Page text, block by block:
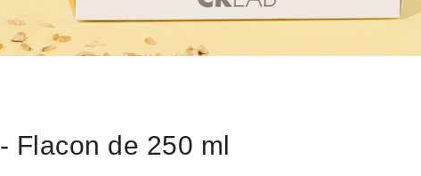
- Flacon de 250 ml